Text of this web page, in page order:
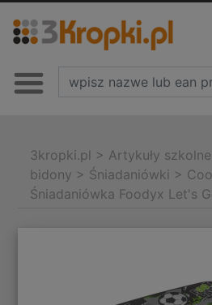
3kropki.pl > Artykuły szkolne
bidony > Śniadaniówki >
Śniadaniówka Foodyx Let's